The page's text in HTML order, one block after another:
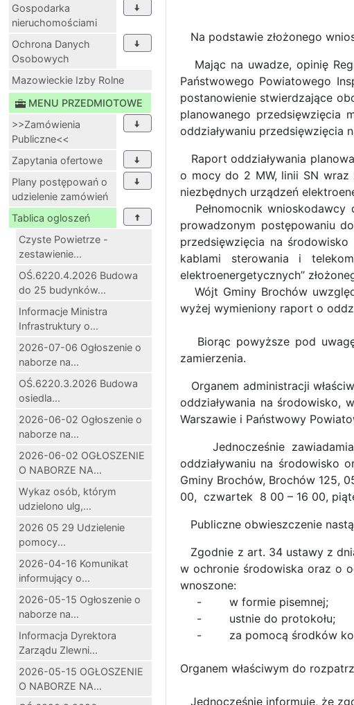
Gospodarka
nieruchomościami
Ochrona Danych
Osobowych
Mazowieckie Izby Rolne
MENU PRZEDMIOTOWE
>>Zamówienia
Publiczne<<
Zapytania ofertowe
Plany postępowań o
udzielenie zamówień
Tablica ogloszeń
Czyste Powietrze -
zestawienie...
OŚ.6220.4.2026 Budowa
do 25 budynków...
Informacje Ministra
Infrastruktury o...
2026-07-06 Ogłoszenie o
naborze na...
OŚ.6220.3.2026 Budowa
osiedla...
2026-06-02 Ogłoszenie o
naborze na...
2026-06-02 OGŁOSZENIE
O NABORZE NA...
Wykaz osób, którym
udzielono ulg,...
2026 05 29 Udzielenie
pomocy...
2026-04-16 Komunikat
informujący o...
2026-05-15 Ogłoszenie o
naborze na...
Informacja Dyrektora
Zarządu Zlewni...
2026-05-15 OGŁOSZENIE
O NABORZE NA...
Na podstawie złożonego
Mając na uwadze, opinię
Państwowego Powiatowego
postanowienie stwierdzające
planowanego przedsięwzięcia
oddziaływaniu przedsięwzięcia
Raport oddziaływania
o mocy do 2 MW, linii SN wraz
niezbędnych urządzeń
Pełnomocnik wnioskodawcy
prowadzonym postępowaniu
przedsięwzięcia na
kablami sterowania i
elektroenergetycznych’’
Wójt Gminy Brochów
wyżej wymieniony raport o
Biorąc powyższe pod
zamierzenia.
Organem administracji
oddziaływania na środowisko,
Warszawie i Państwowy
Jednocześnie
oddziaływaniu na
Gminy Brochów, Brochów
00, czwartek 8 00 – 16 00,
Publiczne obwieszczenie
Zgodnie z art. 34 ustawy z
w ochronie środowiska oraz o
wnoszone:
- w formie pisemnej;
- ustnie do protokołu;
- za pomocą środków
Organem właściwym do
Jednocześnie informuję, że